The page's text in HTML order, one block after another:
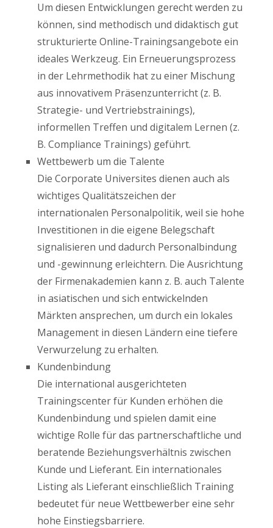
Um diesen Entwicklungen gerecht werden zu
können, sind methodisch und didaktisch gut
strukturierte Online-Trainingsangebote ein
ideales Werkzeug. Ein Erneuerungsprozess
in der Lehrmethodik hat zu einer Mischung
aus innovativem Präsenzunterricht (z. B.
Strategie- und Vertriebstrainings),
informellen Treffen und digitalem Lernen (z.
B. Compliance Trainings) geführt.
Wettbewerb um die Talente
Die Corporate Universites dienen auch als
wichtiges Qualitätszeichen der
internationalen Personalpolitik, weil sie hohe
Investitionen in die eigene Belegschaft
signalisieren und dadurch Personalbindung
und -gewinnung erleichtern. Die Ausrichtung
der Firmenakademien kann z. B. auch Talente
in asiatischen und sich entwickelnden
Märkten ansprechen, um durch ein lokales
Management in diesen Ländern eine tiefere
Verwurzelung zu erhalten.
Kundenbindung
Die international ausgerichteten
Trainingscenter für Kunden erhöhen die
Kundenbindung und spielen damit eine
wichtige Rolle für das partnerschaftliche und
beratende Beziehungsverhältnis zwischen
Kunde und Lieferant. Ein internationales
Listing als Lieferant einschließlich Training
bedeutet für neue Wettbewerber eine sehr
hohe Einstiegsbarriere.